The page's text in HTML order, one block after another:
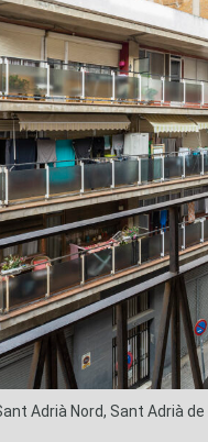
Adrià Nord, Sant Adrià